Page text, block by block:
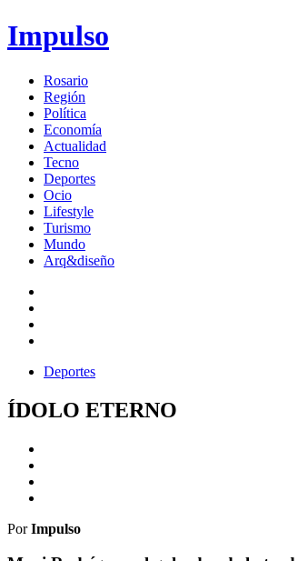
Impulso
Rosario
Región
Política
Economía
Actualidad
Tecno
Deportes
Ocio
Lifestyle
Turismo
Mundo
Arq&diseño
Deportes
ÍDOLO ETERNO
PorImpulso